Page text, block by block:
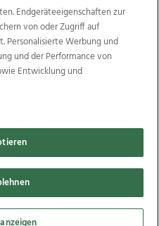
Wimmer
Ischler Woche
OÖN Immobilien
Promenaden Galerien
GmbH & Co KG
by11x11.net
bearbeiten
Endgeräteeigenschaften zur
von oder Zugriff auf
Personalisierte Werbung und
und der Performance von
Entwicklung und